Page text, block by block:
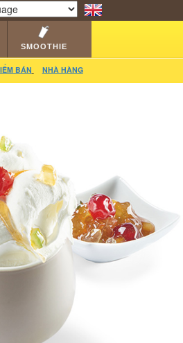
ĐÁP LIÊN HỆ
Translate
SMOOTHIE
BÁN NHÀ HÀNG